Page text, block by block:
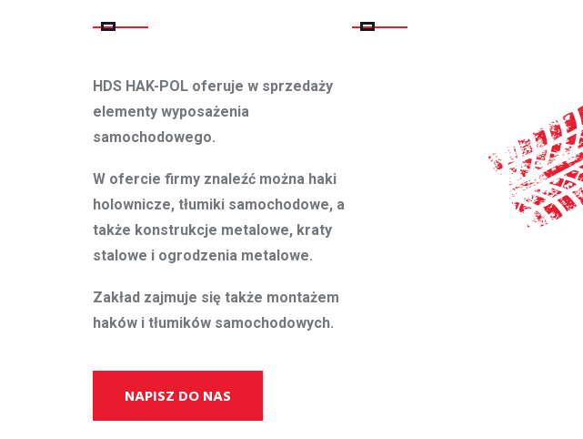
HDS HAK-POL oferuje w sprzedaży
elementy wyposażenia
samochodowego.
W ofercie firmy znaleźć można haki
holownicze, tłumiki samochodowe, a
także konstrukcje metalowe, kraty
stalowe i ogrodzenia metalowe.
Zakład zajmuje się także montażem
haków i tłumików samochodowych.
NAPISZ DO NAS